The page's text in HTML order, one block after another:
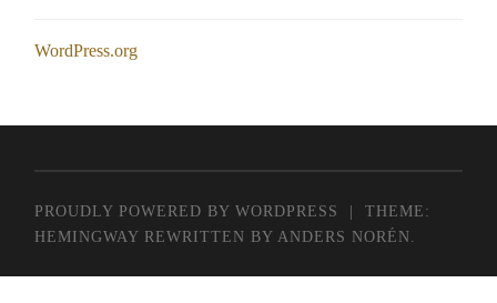
WordPress.org
PROUDLY POWERED BY WORDPRESS
THEME:
HEMINGWAY REWRITTEN BY ANDERS NORÉN